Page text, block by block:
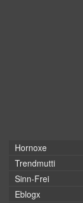
Hornoxe
Trendmutti
Sinn-Frei
Eblogx